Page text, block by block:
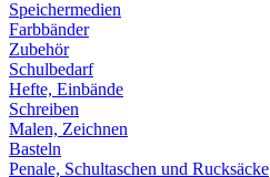
Speichermedien
Farbbänder
Zubehör
Schulbedarf
Hefte, Einbände
Schreiben
Malen, Zeichnen
Basteln
Penale, Schultaschen und Rucksäcke